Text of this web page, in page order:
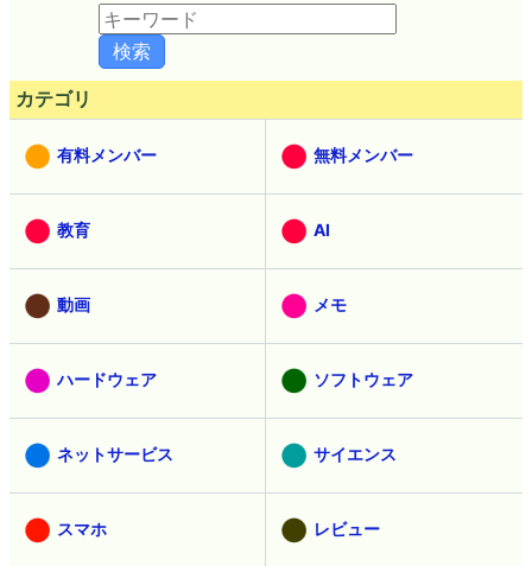
カテゴリ
有料メンバー 無料メンバー
教育 AI
動画 メモ
ハードウェア ソフトウェア
ネットサービス サイエンス
スマホ レビュー